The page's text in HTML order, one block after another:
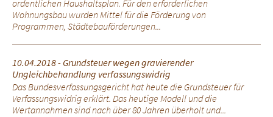
ordentlichen Haushaltsplan. Für den erforderlichen
Wohnungsbau wurden Mittel für die Förderung von
Programmen, Städtebauförderungen...
10.04.2018 - Grundsteuer wegen gravierender
Ungleichbehandlung verfassungswidrig
Das Bundesverfassungsgericht hat heute die Grundsteuer für
Verfassungswidrig erklärt. Das heutige Modell und die
Wertannahmen sind nach über 80 Jahren überholt und...